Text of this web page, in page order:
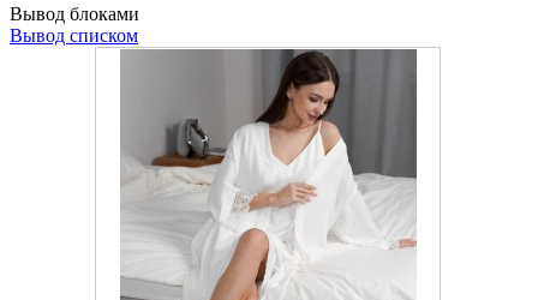
Вывод блоками
Вывод списком